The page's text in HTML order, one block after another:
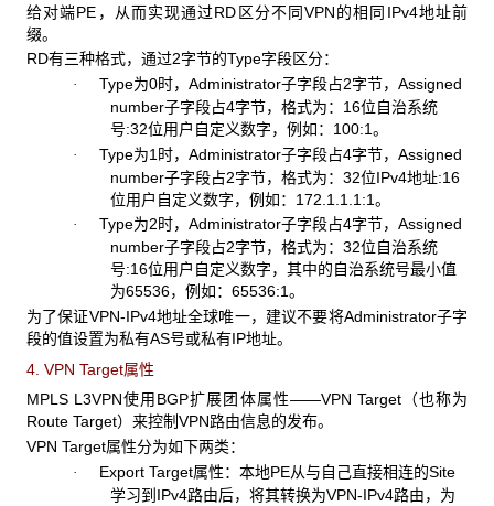
给对端PE，从而实现通过RD区分不同VPN的相同IPv4地址前
缀。
RD有三种格式，通过2字节的Type字段区分：
· Type为0时，Administrator子字段占2字节，Assigned
number子字段占4字节，格式为：16位自治系统
号:32位用户自定义数字，例如：100:1。
· Type为1时，Administrator子字段占4字节，Assigned
number子字段占2字节，格式为：32位IPv4地址:16
位用户自定义数字，例如：172.1.1.1:1。
· Type为2时，Administrator子字段占4字节，Assigned
number子字段占2字节，格式为：32位自治系统
号:16位用户自定义数字，其中的自治系统号最小值
为65536，例如：65536:1。
为了保证VPN-IPv4地址全球唯一，建议不要将Administrator子字
段的值设置为私有AS号或私有IP地址。
4. VPN Target属性
MPLS L3VPN使用BGP扩展团体属性——VPN Target（也称为
Route Target）来控制VPN路由信息的发布。
VPN Target属性分为如下两类：
· Export Target属性：本地PE从与自己直接相连的Site
学习到IPv4路由后，将其转换为VPN-IPv4路由，为